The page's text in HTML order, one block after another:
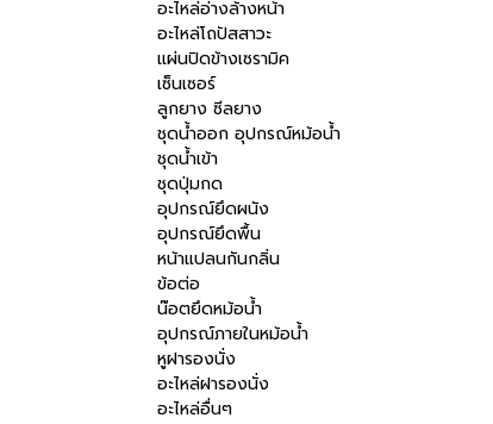
อะไหล่อ่างล้างหน้า
อะไหล่โถปัสสาวะ
แผ่นปิดข้างเซรามิค
เซ็นเซอร์
ลูกยาง ซีลยาง
ชุดน้ำออก อุปกรณ์หม้อน้ำ
ชุดน้ำเข้า
ชุดปุ่มกด
อุปกรณ์ยึดผนัง
อุปกรณ์ยึดพื้น
หน้าแปลนกันกลิ่น
ข้อต่อ
น๊อตยึดหม้อน้ำ
อุปกรณ์ภายในหม้อน้ำ
หูฝารองนั่ง
อะไหล่ฝารองนั่ง
อะไหล่อื่นๆ